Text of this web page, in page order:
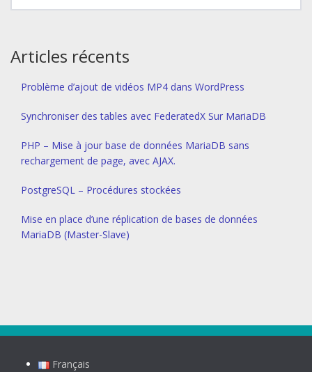
Articles récents
Problème d’ajout de vidéos MP4 dans WordPress
Synchroniser des tables avec FederatedX Sur MariaDB
PHP – Mise à jour base de données MariaDB sans
rechargement de page, avec AJAX.
PostgreSQL – Procédures stockées
Mise en place d’une réplication de bases de données
MariaDB (Master-Slave)
Français